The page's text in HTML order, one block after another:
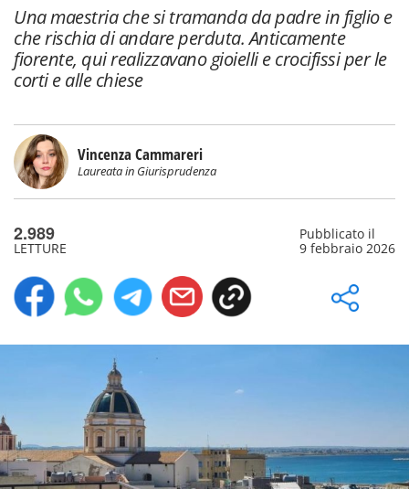
Una maestria che si tramanda da padre in figlio e
che rischia di andare perduta. Anticamente
fiorente, qui realizzavano gioielli e crocifissi per le
corti e alle chiese
Vincenza Cammareri
Laureata in Giurisprudenza
2.989
LETTURE
Pubblicato il
9 febbraio 2026